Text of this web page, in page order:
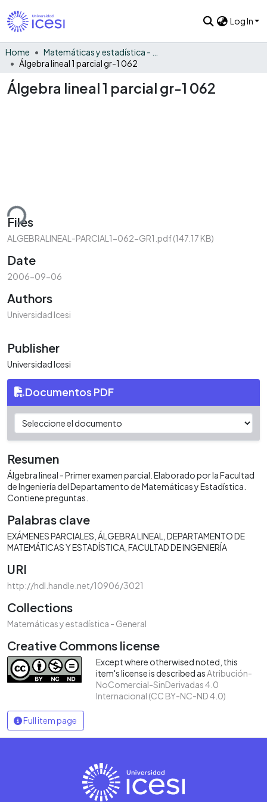
Log In
Home
Álgebra lineal 1 parcial gr-1 062
Álgebra lineal 1 parcial gr-1 062
Files
ALGEBRALINEAL-PARCIAL1-062-GR1.pdf(147.17 KB)
Date
2006-09-06
Authors
Universidad Icesi
Publisher
Universidad Icesi
Documentos PDF
Resumen
Álgebra lineal - Primer examen parcial. Elaborado por la Facultad
de Ingeniería del Departamento de Matemáticas y Estadística.
Contiene preguntas.
Palabras clave
EXÁMENES PARCIALES ÁLGEBRA LINEAL
DEPARTAMENTO DE
MATEMÁTICAS Y ESTADÍSTICA FACULTAD DE INGENIERÍA
URI
http://hdl.handle.net/10906/3021
Collections
Matemáticas y estadística - General
Creative Commons license
Except where otherwised noted, this
item's license is described asAtribución-
NoComercial-SinDerivadas 4.0
Internacional (CC BY-NC-ND 4.0)
Full item page